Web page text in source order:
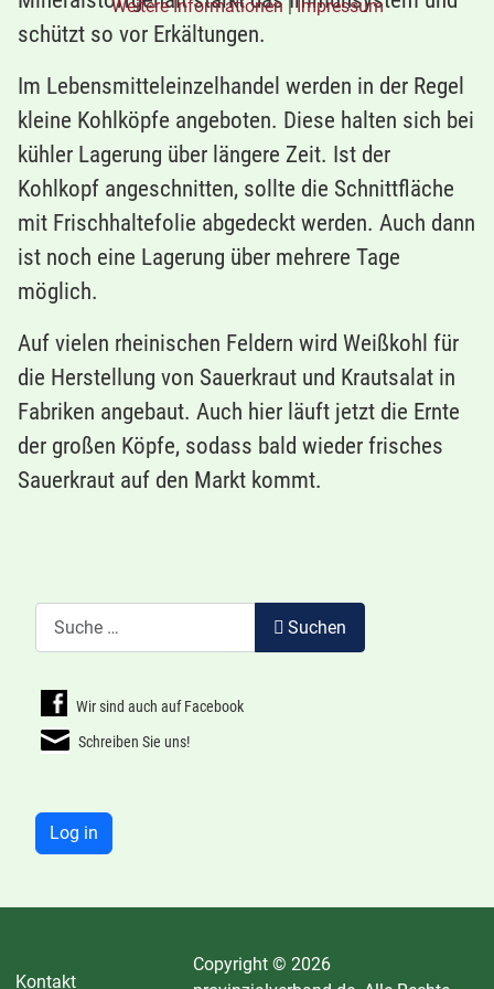
schützt so vor Erkältungen.
Im Lebensmitteleinzelhandel werden in der Regel
kleine Kohlköpfe angeboten. Diese halten sich bei
kühler Lagerung über längere Zeit. Ist der
Kohlkopf angeschnitten, sollte die Schnittfläche
mit Frischhaltefolie abgedeckt werden. Auch dann
ist noch eine Lagerung über mehrere Tage
möglich.
Auf vielen rheinischen Feldern wird Weißkohl für
die Herstellung von Sauerkraut und Krautsalat in
Fabriken angebaut. Auch hier läuft jetzt die Ernte
der großen Köpfe, sodass bald wieder frisches
Sauerkraut auf den Markt kommt.
Suchen
Wir sind auch auf Facebook
Schreiben Sie uns!
Log in
Kontakt
Copyright © 2026
Weitere Informationen |Impressum